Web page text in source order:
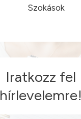
Szokások
Iratkozz fel
hírlevelemre!